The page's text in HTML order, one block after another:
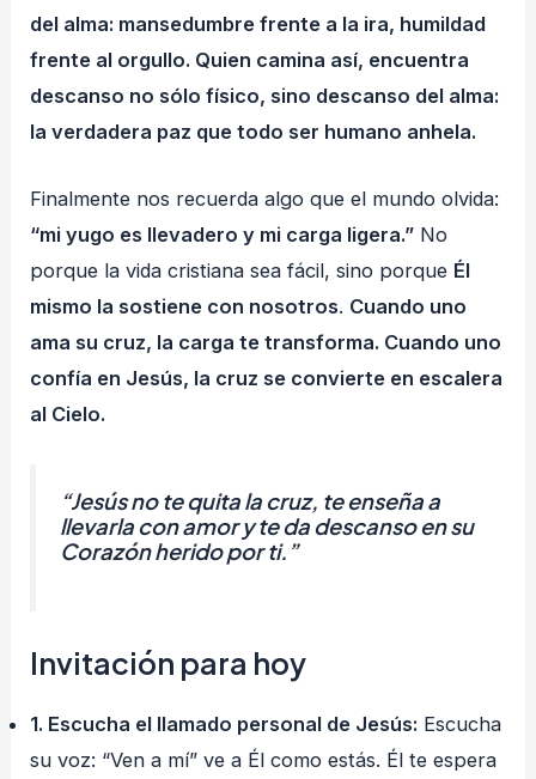
del alma: mansedumbre frente a la ira, humildad
frente al orgullo. Quien camina así, encuentra
descanso no sólo físico, sino descanso del alma:
la verdadera paz que todo ser humano anhela.
Finalmente nos recuerda algo que el mundo olvida:
“mi yugo es llevadero y mi carga ligera.” No
porque la vida cristiana sea fácil, sino porque Él
mismo la sostiene con nosotros. Cuando uno
ama su cruz, la carga te transforma. Cuando uno
confía en Jesús, la cruz se convierte en escalera
al Cielo.
“Jesús no te quita la cruz, te enseña a
llevarla con amor y te da descanso en su
Corazón herido por ti.”
Invitación para hoy
1. Escucha el llamado personal de Jesús: Escucha
su voz: “Ven a mí” ve a Él como estás. Él te espera